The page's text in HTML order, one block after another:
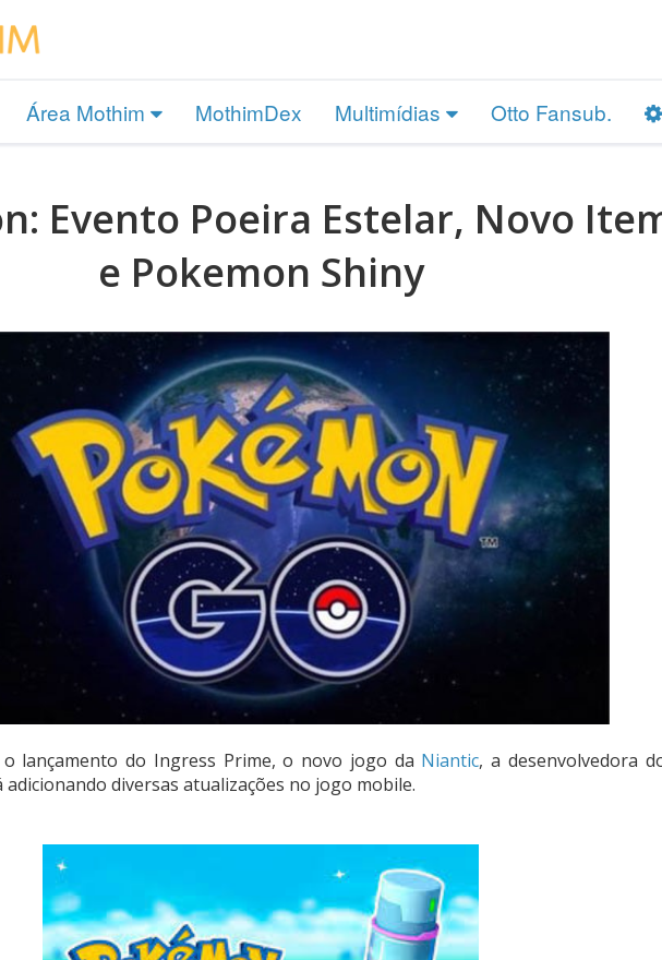
Área Mothim MothimDex Multimídias Otto Fansub.
Evento Poeira Estelar, Novo
e Pokemon Shiny
lançamento do Ingress Prime, o novo jogo da Niantic, a desenvolvedora
adicionando diversas atualizações no jogo mobile.